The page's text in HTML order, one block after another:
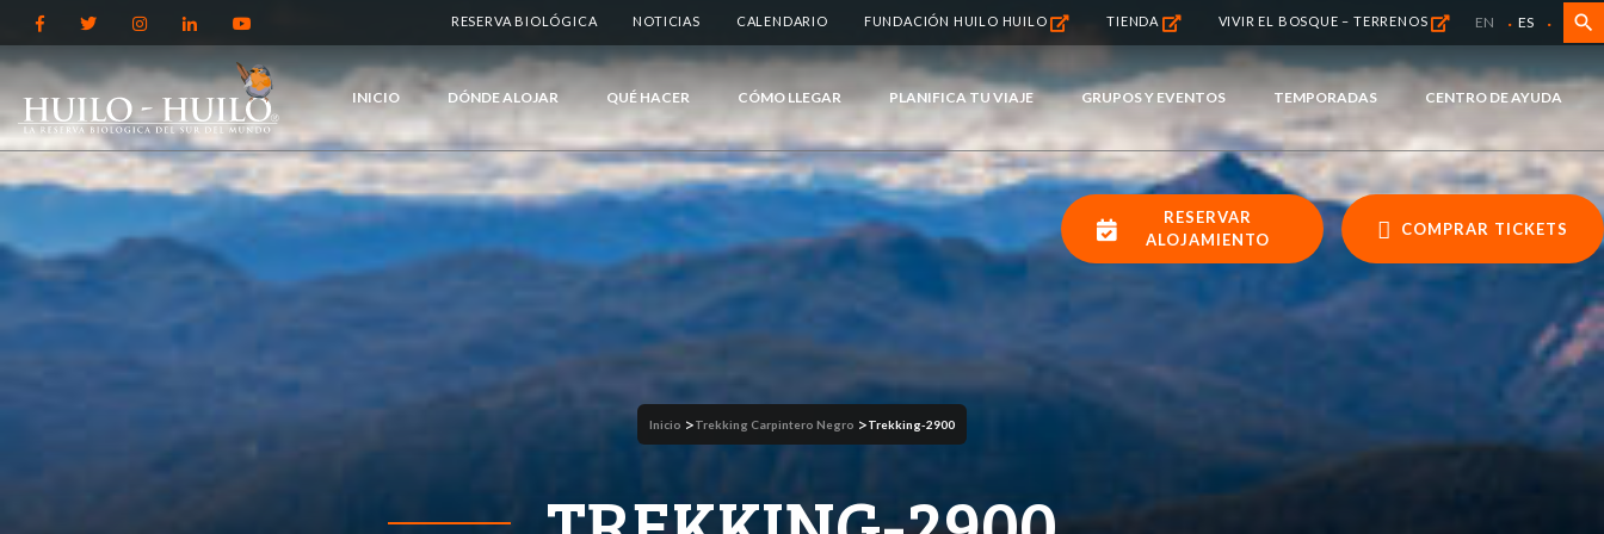
RESERVA BIOLÓGICA NOTICIAS CALENDARIO FUNDACIÓN HUILO HUILO TIENDA VIVIR EL BOSQUE – TERRENOS EN · ES · search
INICIO DÓNDE ALOJAR QUÉ HACER CÓMO LLEGAR PLANIFICA TU VIAJE GRUPOS Y EVENTOS TEMPORADAS CENTRO DE AYUDA
RESERVAR
ALOJAMIENTO
COMPRAR TICKETS
Inicio >Trekking Carpintero Negro >Trekking-2900